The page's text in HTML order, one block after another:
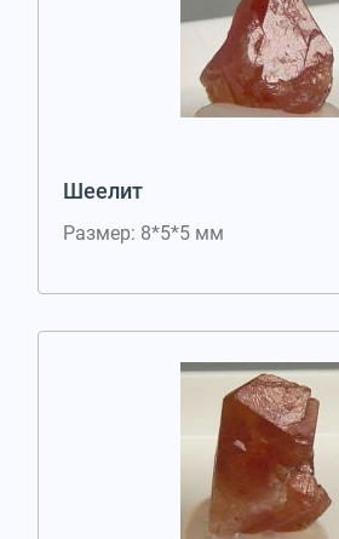
Шеелит
Размер: 8*5*5 мм